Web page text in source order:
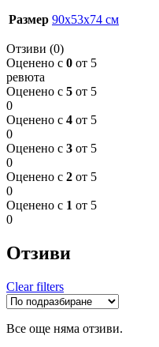
Размер 90x53x74 см
Отзиви (0)
Оценено с 0 от 5
ревюта
Оценено с 5 от 5
0
Оценено с 4 от 5
0
Оценено с 3 от 5
0
Оценено с 2 от 5
0
Оценено с 1 от 5
0
Отзиви
Clear filters
Все още няма отзиви.